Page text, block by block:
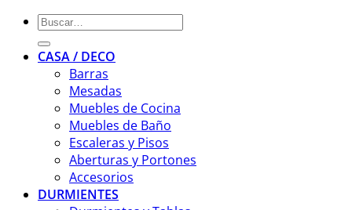
Buscar
por:
CASA / DECO
Barras
Mesadas
Muebles de Cocina
Muebles de Baño
Escaleras y Pisos
Aberturas y Portones
Accesorios
DURMIENTES